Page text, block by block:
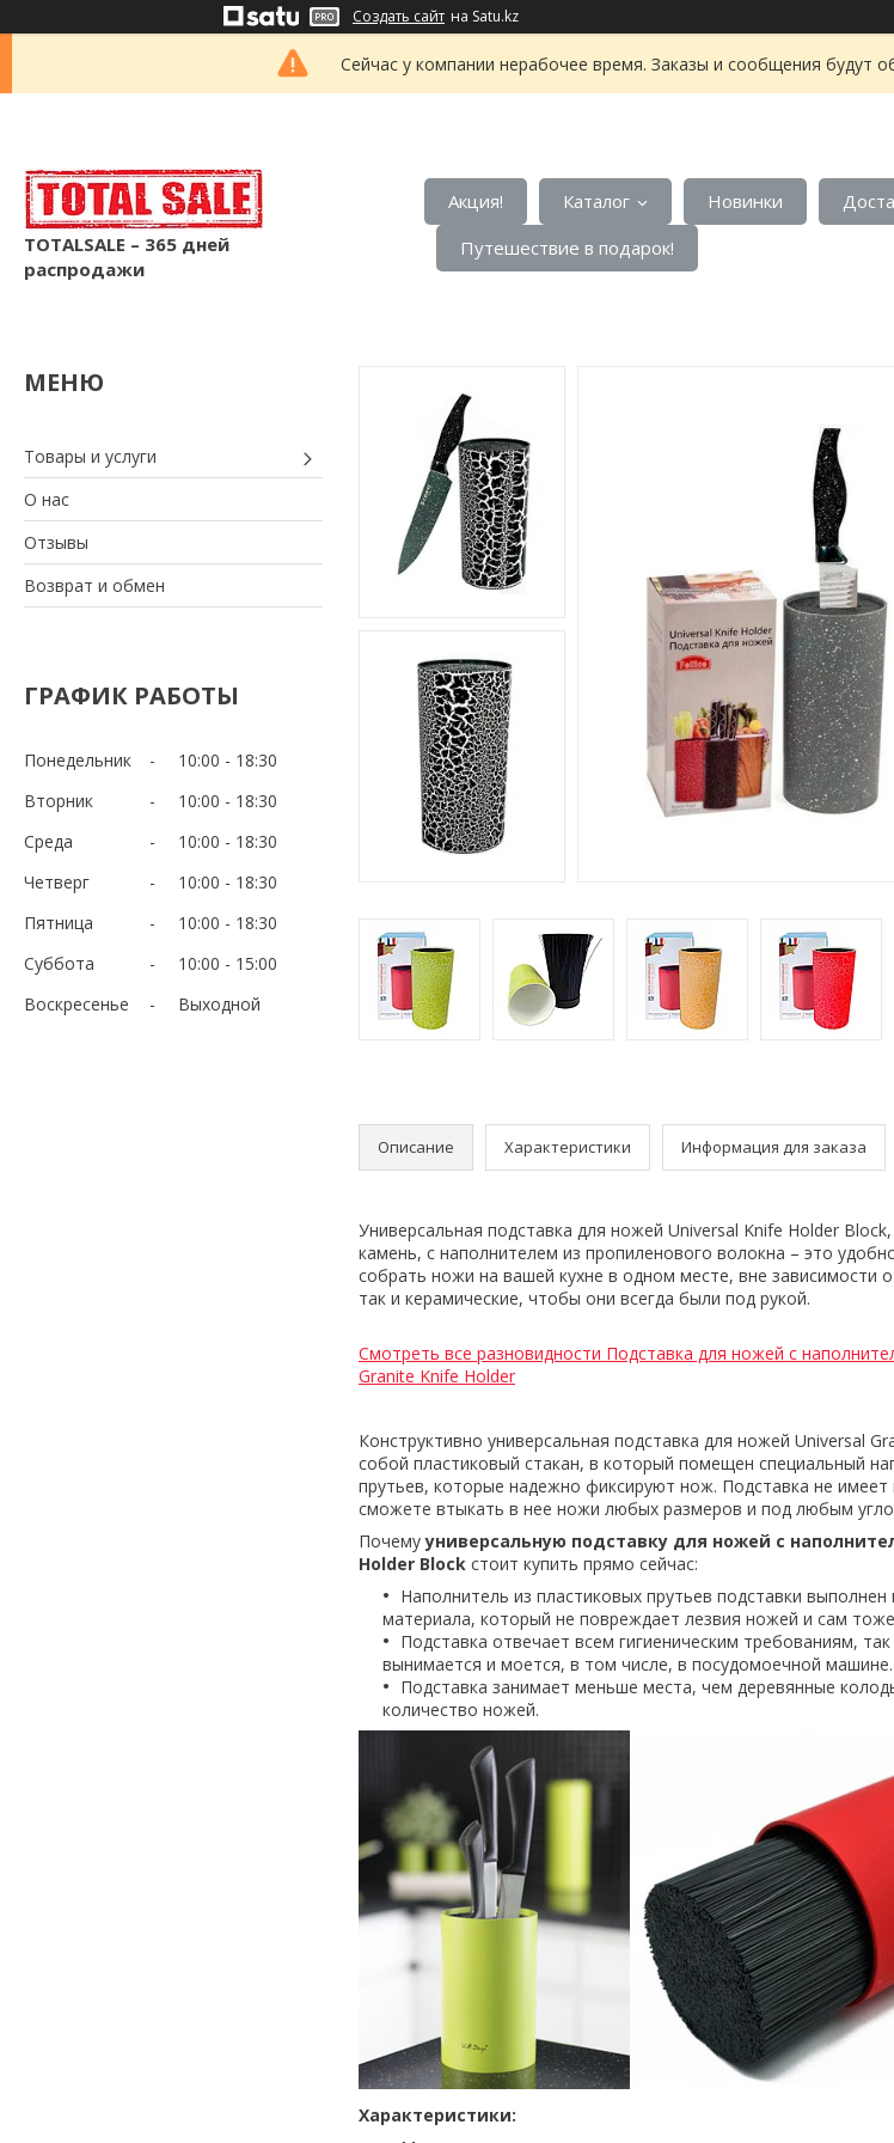
Создать сайт на Satu.kz
Сейчас у компании нерабочее время. Заказы и сообщения будут
TOTALSALE – 365 дней
распродажи
Акция! Каталог Новинки
Путешествие в подарок!
Товары и услуги
О нас
Отзывы
Возврат и обмен
ГРАФИК РАБОТЫ
Понедельник 10:00
18:30
Вторник
10:00
18:30
Среда
10:00
18:30
Четверг
10:00
18:30
Пятница
10:00
18:30
Суббота
10:00
15:00
Воскресенье
Выходной
Описание Характеристики Информация для заказа
Универсальная подставка для ножей Universal Knife Holder
камень, с наполнителем из пропиленового волокна – это
собрать ножи на вашей кухне в одном месте, вне зависимости
так и керамические, чтобы они всегда были под рукой.
Смотреть все разновидности Подставка для ножей с
Granite Knife Holder
Конструктивно универсальная подставка для ножей Universal
собой пластиковый стакан, в который помещен специальный
прутьев, которые надежно фиксируют нож. Подставка не
сможете втыкать в нее ножи любых размеров и под любым
Почемууниверсальную подставку для ножей с
Holder Block стоит купить прямо сейчас:
Наполнитель из пластиковых прутьев подставки выполнен
материала, который не повреждает лезвия ножей и сам
Подставка отвечает всем гигиеническим требованиям,
вынимается и моется, в том числе, в посудомоечной машине.
Подставка занимает меньше места, чем деревянные
количество ножей.
Характеристики: